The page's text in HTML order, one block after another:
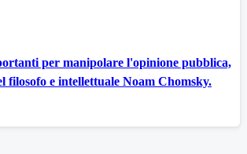
per manipolare l'opinione pubblica,
filosofo e intellettuale Noam Chomsky.